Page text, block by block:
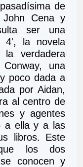
de
John Cena y
ser una
4', la novela
verdadera
una
poco dada a
por Aidan,
al centro de
y agentes
a ella y a las
libros. Este
los dos
conocen y